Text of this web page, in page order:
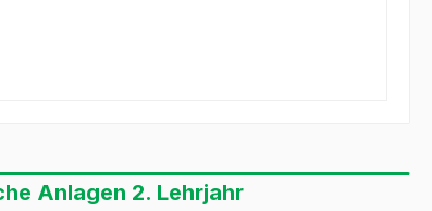
Anlagen 2. Lehrjahr